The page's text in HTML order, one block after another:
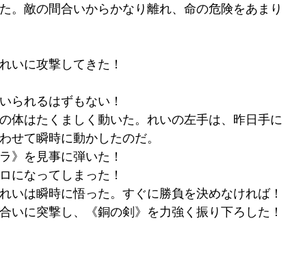
。敵の間合いからかなり離れ、命の危険をあまり
いに攻撃してきた！
られるはずもない！
体はたくましく動いた。れいの左手は、昨日手に
せて瞬時に動かしたのだ。
》を見事に弾いた！
になってしまった！
いは瞬時に悟った。すぐに勝負を決めなければ！
いに突撃し、《銅の剣》を力強く振り下ろした！